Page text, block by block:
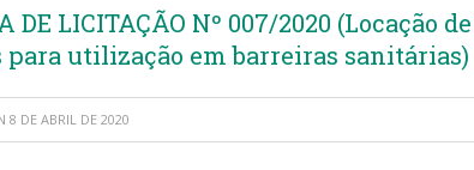
DE LICITAÇÃO Nº 007/2020 (Locação
utilização em barreiras sanitárias)
8 DE ABRIL DE 2020